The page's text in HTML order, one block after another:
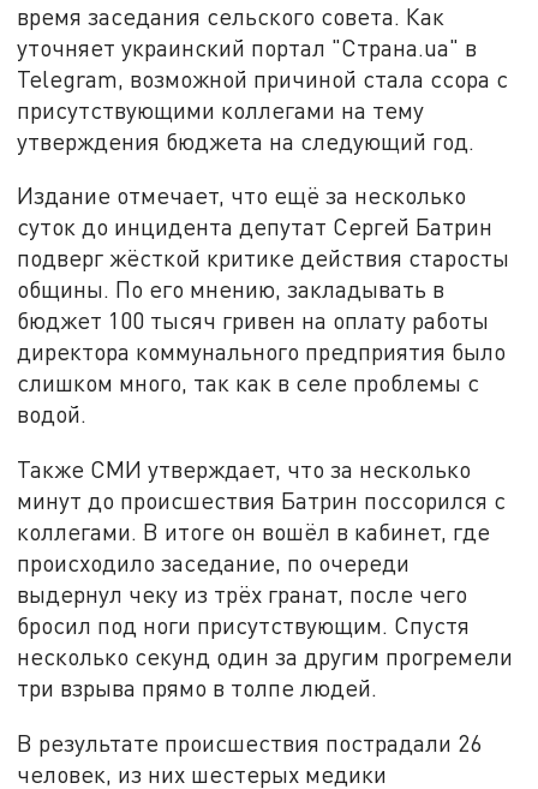
время заседания сельского совета. Как
уточняет украинский портал "Страна.ua" в
Telegram, возможной причиной стала ссора с
присутствующими коллегами на тему
утверждения бюджета на следующий год.
Издание отмечает, что ещё за несколько
суток до инцидента депутат Сергей Батрин
подверг жёсткой критике действия старосты
общины. По его мнению, закладывать в
бюджет 100 тысяч гривен на оплату работы
директора коммунального предприятия было
слишком много, так как в селе проблемы с
водой.
Также СМИ утверждает, что за несколько
минут до происшествия Батрин поссорился с
коллегами. В итоге он вошёл в кабинет, где
происходило заседание, по очереди
выдернул чеку из трёх гранат, после чего
бросил под ноги присутствующим. Спустя
несколько секунд один за другим прогремели
три взрыва прямо в толпе людей.
В результате происшествия пострадали 26
человек, из них шестерых медики